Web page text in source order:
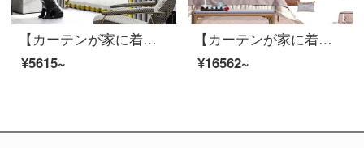
【カーテンが家に着く】簡単なカーテン製品のポリエステルをつなぎ合わせてリビングルームを遮光してカスタマイズします。面白い灰定型窓JBLW-001 Sフック/カーテンヘッドを含まない(高さ2.6 m以内で変更可能)XSのカーテンセット/ダブルオープン(適用窓幅2 m以下)
¥5615~
【カーテンが家に着く】カーテン製品の新中国式高遮光カスタムリビングルームの振り付け時間テリレン花式書斎は布のカーテンLDC 20 SSA-4101 Sフックに接続します。
¥16562~